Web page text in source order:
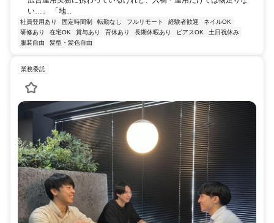
い…」 「地...
社員登用あり 固定時間制 転勤なし フルリモート 経験者歓迎
ネイルOK
研修あり
在宅OK 賞与あり 育休あり 長期休暇あり ピアスOK
土日祝休み
服装自由
髪型・髪色自由
業務委託